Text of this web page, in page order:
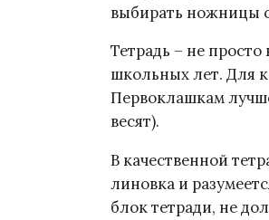
выбирать ножницы
Тетрадь – не
школьных лет. Для
Первоклашкам
весят).
В качественной
линовка и
блок тетради, не